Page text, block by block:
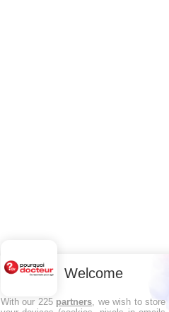
Welcome
With our 225 partners , we wish to